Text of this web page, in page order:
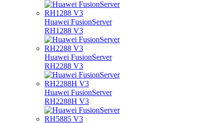
Huawei FusionServer
RH1288 V3
Huawei FusionServer
RH2288 V3
Huawei FusionServer
RH2288H V3